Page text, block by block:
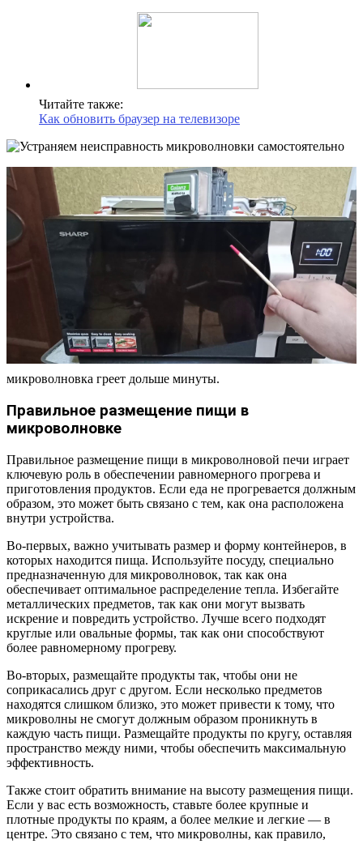
Читайте также:
Как обновить браузер на телевизоре
микроволновка греет дольше минуты.
Правильное размещение пищи в
микроволновке
Правильное размещение пищи в микроволновой печи играет
ключевую роль в обеспечении равномерного прогрева и
приготовления продуктов. Если еда не прогревается должным
образом, это может быть связано с тем, как она расположена
внутри устройства.
Во-первых, важно учитывать размер и форму контейнеров, в
которых находится пища. Используйте посуду, специально
предназначенную для микроволновок, так как она
обеспечивает оптимальное распределение тепла. Избегайте
металлических предметов, так как они могут вызвать
искрение и повредить устройство. Лучше всего подходят
круглые или овальные формы, так как они способствуют
более равномерному прогреву.
Во-вторых, размещайте продукты так, чтобы они не
соприкасались друг с другом. Если несколько предметов
находятся слишком близко, это может привести к тому, что
микроволны не смогут должным образом проникнуть в
каждую часть пищи. Размещайте продукты по кругу, оставляя
пространство между ними, чтобы обеспечить максимальную
эффективность.
Также стоит обратить внимание на высоту размещения пищи.
Если у вас есть возможность, ставьте более крупные и
плотные продукты по краям, а более мелкие и легкие — в
центре. Это связано с тем, что микроволны, как правило,